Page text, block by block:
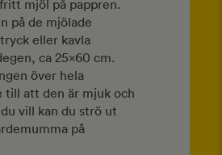
mjöl på pappren.
på de mjölade
eller kavla
ca 25×60 cm.
över hela
till att den är mjuk och
vill kan du strö ut
på